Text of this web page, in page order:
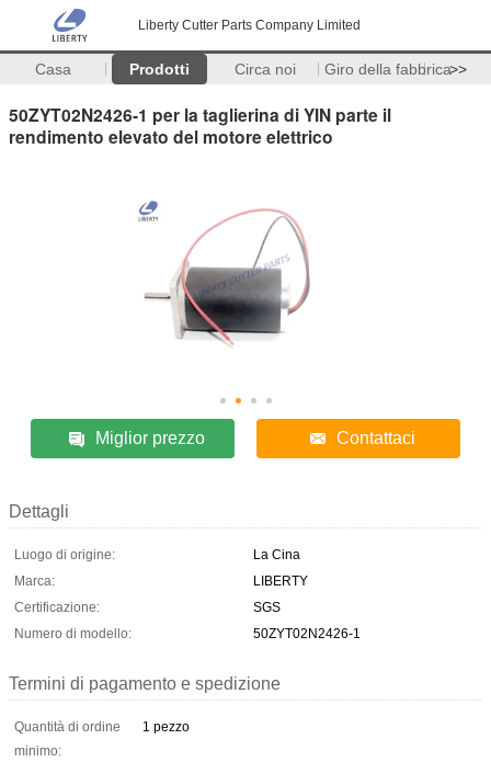
Liberty Cutter Parts Company Limited
Casa Prodotti Circa noi Giro della fabbrica>>
50ZYT02N2426-1 per la taglierina di YIN parte il
rendimento elevato del motore elettrico
Miglior prezzo Contattaci
Dettagli
Luogo di origine:
La Cina
Marca:
LIBERTY
Certificazione:
SGS
Numero di modello:
50ZYT02N2426-1
Termini di pagamento e spedizione
Quantità di ordine
minimo:
1 pezzo